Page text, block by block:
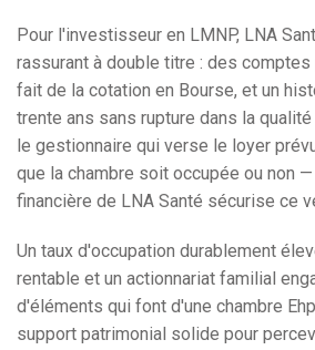
Pour l'investisseur en LMNP, LNA
rassurant à double titre : des
fait de la cotation en Bourse, et un
trente ans sans rupture dans la
le gestionnaire qui verse le loyer
que la chambre soit occupée ou non
financière de LNA Santé sécurise ce
Un taux d'occupation durablement
rentable et un actionnariat familial
d'éléments qui font d'une chambre
support patrimonial solide pour